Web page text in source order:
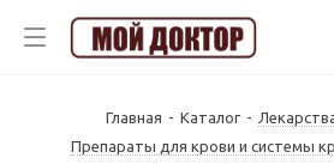
Главная - Каталог -
Препараты для крови и системы